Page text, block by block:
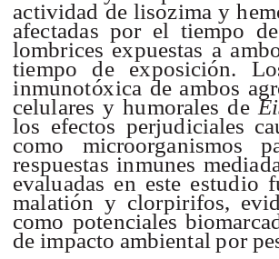
actividad de lisozima y hem
afectadaspor el tiempo de
lombrices expuestas aamb
tiempo de exposición. Lo
inmunotóxica de ambos agr
celulares y humorales de Ei
los efectos perjudiciales ca
como microorganismos
respuestas inmunes mediad
evaluadas en este estudio f
malatión y clorpirifos, evi
como potencialesbiomarca
de impacto ambiental porpe